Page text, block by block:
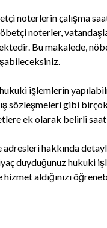
noterlerin çalışma
noterler,
Bu makalede,
işlemlerin
sözleşmeleri gibi
ek olarak belirli
hakkında
duyduğunuz hukuki
aldığınızı